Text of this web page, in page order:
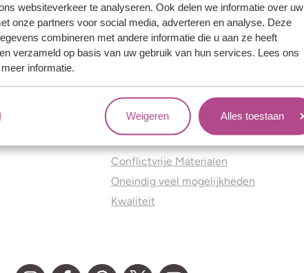
websiteverkeer te analyseren. Ook delen we informatie over uw
onze partners voor social media, adverteren en analyse. Deze
combineren met andere informatie die u aan ze heeft
verzameld op basis van uw gebruik van hun services. Lees ons
informatie.
Weigeren Alles toestaan
Jouw voordelen
Conflictvrije Materialen
Oneindig veel mogelijkheden
Kwaliteit